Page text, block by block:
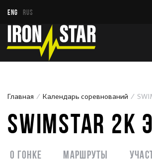
ENG RUS
Главная Календарь соревнований
SWIMSTAR
О гонке Маршруты